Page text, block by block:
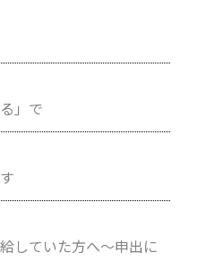
」で
していた方へ～申出に